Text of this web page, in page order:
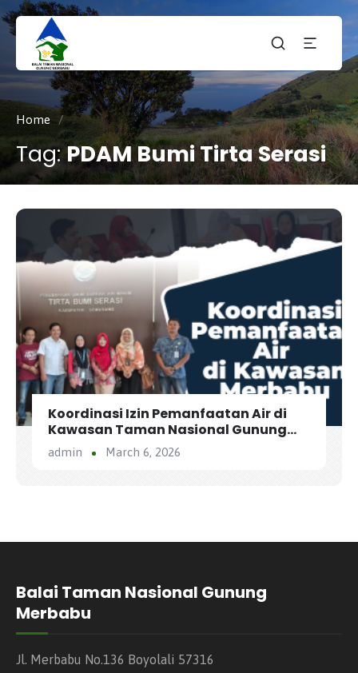
Taman
Nasiona
Gunung
Merbabu
tnmerbabu,
tngunungmerbabu,
tamannasional,
gunungmerbabu,
Home /
Tag:PDAM Bumi Tirta Serasi
Koordinasi Izin Pemanfaatan Air di
Kawasan Taman Nasional Gunung
Merbabu bersama PDAM Bumi Tirta
Serasi
admin March 6, 2026
Balai Taman Nasional Gunung
Merbabu
Jl. Merbabu No.136 Boyolali 57316